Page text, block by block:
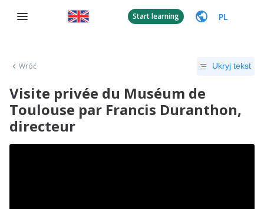
Start learning PL
Wróć Ukryj tekst
Visite privée du Muséum de
Toulouse par Francis Duranthon,
directeur